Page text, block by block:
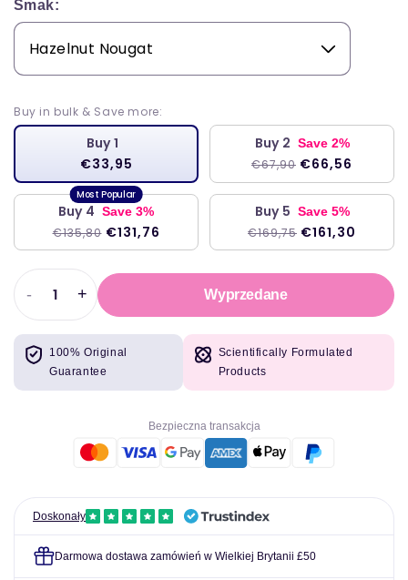
Smak:
Buy in bulk & Save more:
Buy 1
€33,95
Buy 2 Save 2%
€67,90 €66,56
Buy 4 Save 3%
€135,80 €131,76
Buy 5 Save 5%
€169,75 €161,30
Zmniejszyć
ilość
dla
Barebells
wegański
-
Zwiększyć
ilość
Barebells
wegański
+ Wyprzedane
100% Original
Guarantee
Scientifically Formulated
Products
Bezpieczna transakcja
Doskonały
Darmowa dostawa zamówień w Wielkiej Brytanii £50